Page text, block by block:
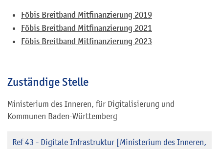
Föbis Breitband Mitfinanzierung 2019
Föbis Breitband Mitfinanzierung 2021
Föbis Breitband Mitfinanzierung 2023
Zuständige Stelle
Ministerium des Inneren, für Digitalisierung und
Kommunen Baden-Württemberg
Ref 43 - Digitale Infrastruktur [Ministerium des Inneren,